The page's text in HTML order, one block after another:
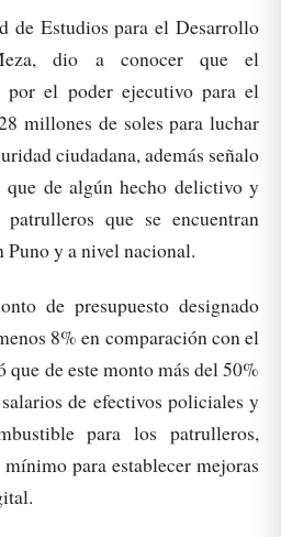
de Estudios para el Desarrollo
dio a conocer que el
por el poder ejecutivo para el
millones de soles para luchar
ciudadana, además señalo
que de algún hecho delictivo y
que se encuentran
y a nivel nacional.
de presupuesto designado
8% en comparación con el
de este monto más del 50%
de efectivos policiales y
para los patrulleros,
para establecer mejoras